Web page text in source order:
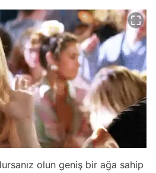
olun geniş bir ağa sahip